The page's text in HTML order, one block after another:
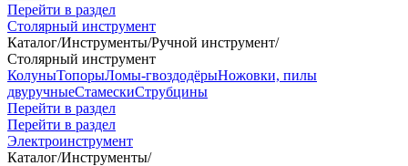
Перейти в раздел
Столярный инструмент
Каталог/Инструменты/Ручной инструмент/
Столярный инструмент
КолуныТопорыЛомы-гвоздодёрыНожовки, пилы
двуручныеСтамескиСтрубцины
Перейти в раздел
Перейти в раздел
Электроинструмент
Каталог/Инструменты/